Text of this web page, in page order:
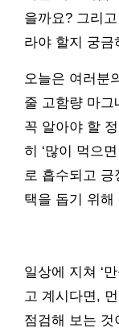
을까요? 그리
라야 할지 궁금
오늘은 여러분
줄 고함량 마그
꼭 알아야 할
히 ‘많이 먹으
로 흡수되고 긍
택을 돕기 위해
일상에 지쳐 ‘
고 계시다면,
점검해 보는 것